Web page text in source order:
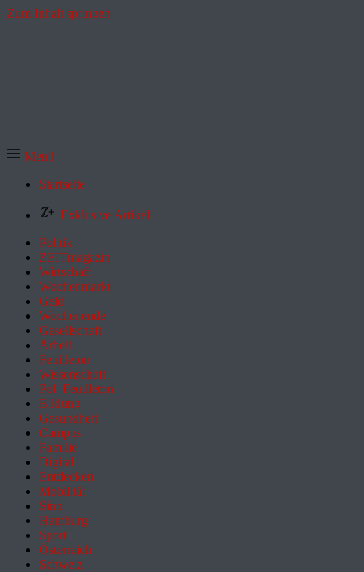
Zum Inhalt springen
Menü
Startseite
Exklusive Artikel
Politik
ZEITmagazin
Wirtschaft
Wochenmarkt
Geld
Wochenende
Gesellschaft
Arbeit
Feuilleton
Wissenschaft
Pol. Feuilleton
Bildung
Gesundheit
Campus
Familie
Digital
Entdecken
Mobilität
Sinn
Hamburg
Sport
Österreich
Schweiz